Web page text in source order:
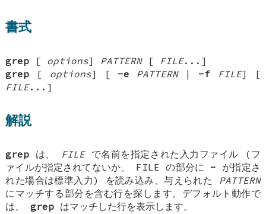
書式
grep [ options] PATTERN[ FILE...]
grep [ options] [ -e PATTERN| -f FILE] [
FILE...]
解説
grep は、 FILEで名前を指定された入力ファイル (フ
ァイルが指定されてないか、 FILE の部分に - が指定さ
れた場合は標準入力) を読み込み、与えられた
PATTERN
にマッチする部分を含む行を探します。デフォルト動作で
は、grep はマッチした行を表示します。